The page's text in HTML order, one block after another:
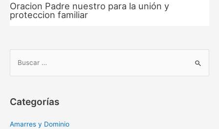
Oracion Padre nuestro para la unión y
proteccion familiar
r
Categorías
Amarres y Dominio